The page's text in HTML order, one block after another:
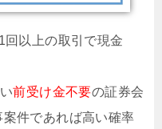
回以上の取引で現金
前受け金不要の証券会
案件であれば高い確率